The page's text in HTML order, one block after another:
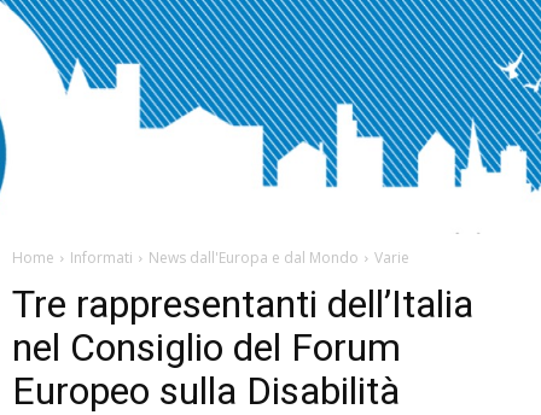
Home Informati News dall'Europa e dal Mondo Varie
Tre rappresentanti dell’Italia
nel Consiglio del Forum
Europeo sulla Disabilità